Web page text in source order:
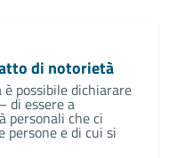
di notorietà
possibile dichiarare
di essere a
personali che ci
persone e di cui si